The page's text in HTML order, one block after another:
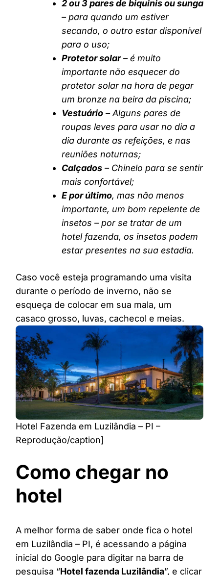
2 ou 3 pares de biquinis ou sunga
– para quando um estiver
secando, o outro estar disponível
para o uso;
Protetor solar– é muito
importante não esquecer do
protetor solar na hora de pegar
um bronze na beira da piscina;
Vestuário – Alguns pares de
roupas leves para usar no dia a
dia durante as refeições, e nas
reuniões noturnas;
Calçados – Chinelo para se sentir
mais confortável;
E por último, mas não menos
importante, um bom repelente de
insetos – por se tratar de um
hotel fazenda, os insetos podem
estar presentes na sua estadia.
Caso você esteja programando uma visita
durante o período de inverno, não se
esqueça de colocar em sua mala, um
casaco grosso, luvas, cachecol e meias.
Hotel Fazenda em Luzilândia – PI –
Reprodução/caption]
Como chegar no
hotel
A melhor forma de saber onde fica o hotel
em Luzilândia – PI, é acessando a página
inicial do Google para digitar na barra de
pesquisa “Hotel fazenda Luzilândia”, e clicar